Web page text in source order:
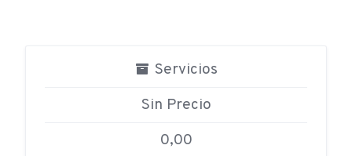
Servicios
Sin Precio
0,00